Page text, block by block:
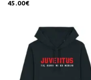
45.00€